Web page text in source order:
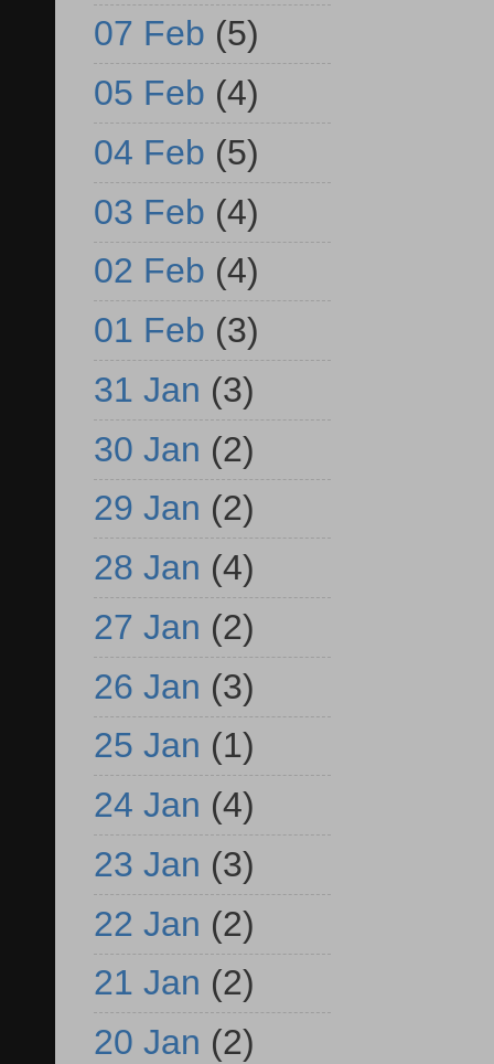
07 Feb (5)
05 Feb (4)
04 Feb (5)
03 Feb (4)
02 Feb (4)
01 Feb (3)
31 Jan (3)
30 Jan (2)
29 Jan (2)
28 Jan (4)
27 Jan (2)
26 Jan (3)
25 Jan (1)
24 Jan (4)
23 Jan (3)
22 Jan (2)
21 Jan (2)
20 Jan (2)